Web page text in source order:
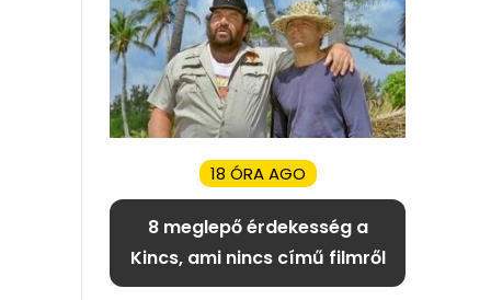
18 ÓRA AGO
8 meglepő érdekesség a
Kincs, ami nincs című filmről